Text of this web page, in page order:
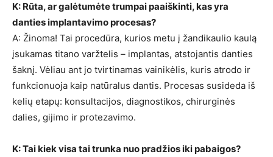
K: Rūta, ar galėtumėte trumpai paaiškinti, kas yra
danties implantavimo procesas?
A: Žinoma! Tai procedūra, kurios metu į žandikaulio kaulą
įsukamas titano varžtelis – implantas, atstojantis danties
šaknį. Vėliau ant jo tvirtinamas vainikėlis, kuris atrodo ir
funkcionuoja kaip natūralus dantis. Procesas susideda iš
kelių etapų: konsultacijos, diagnostikos, chirurginės
dalies, gijimo ir protezavimo.
K: Tai kiek visa tai trunka nuo pradžios iki pabaigos?